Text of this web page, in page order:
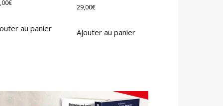
€
au panier
29,00€
Ajouter au panier